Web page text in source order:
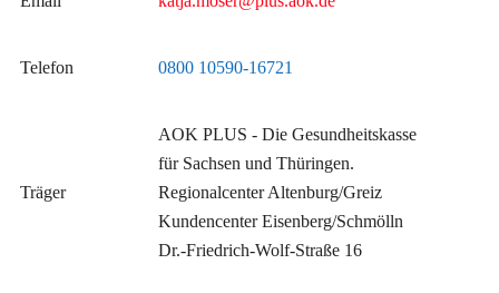
Telefon 0800 10590-16721
Träger
AOK PLUS - Die Gesundheitskasse
für Sachsen und Thüringen.
Regionalcenter Altenburg/Greiz
Kundencenter Eisenberg/Schmölln
Dr.-Friedrich-Wolf-Straße 16